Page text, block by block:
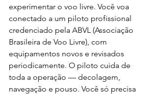
experimentar o voo livre. Você voa
conectado a um piloto profissional
credenciado pela ABVL (Associação
Brasileira de Voo Livre), com
equipamentos novos e revisados
periodicamente. O piloto cuida de
toda a operação — decolagem,
navegação e pouso. Você só precisa